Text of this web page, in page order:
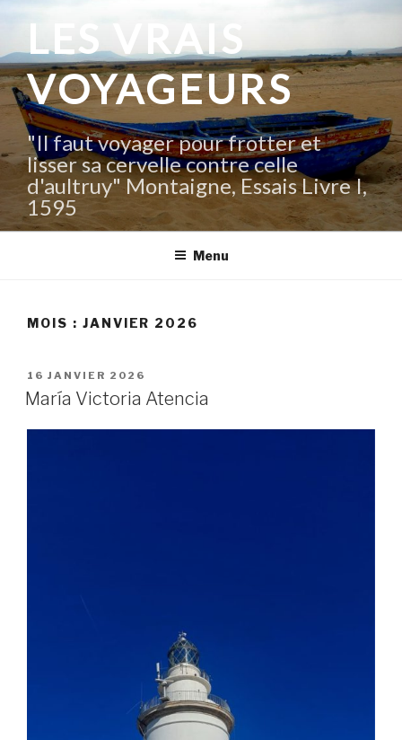
contenu
principal
LES VRAIS
VOYAGEURS
"Il faut voyager pour frotter et
lisser sa cervelle contre celle
d'aultruy" Montaigne, Essais Livre I,
1595
Menu
MOIS : JANVIER 2026
PUBLIÉ
LE
16 JANVIER 2026
María Victoria Atencia